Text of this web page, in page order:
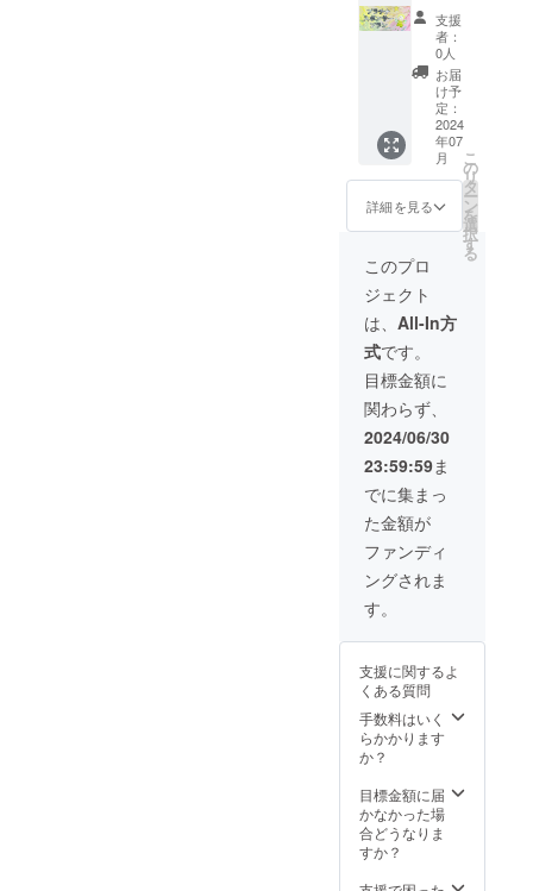
にてご
案内さ
せてい
ただき
ます。
※イベン
トの詳
細は
メール
にてお
送りさ
せてい
ます。
※掲載期
間は1年
間にな
りま
す。
にゴー
ルドス
ポン
サーと
して参
加して
頂けま
す。 ※
掲載を
希望さ
れるお
名前を
にご記
載くだ
さい。
※ロゴの
データ
のやり
取りは
メール
にてご
案内さ
せてい
ただき
ます。
※イベン
トの詳
細は
メール
にてお
ただき
※掲載期
間は1年
間にな
りま
こころ
のドリ
ルペー
ジにス
ポン
サー名/
ロゴ掲
載（特
大） 寄
付活動
のレ
ポート
りしま
す。 絵
本80冊
お届け
しま
す。 イ
ベント
にプラ
チナス
ポン
サーと
して参
加して
頂けま
す。 ※
掲載を
希望さ
れるお
にご記
さい。
※ロゴの
データ
のやり
にてご
案内さ
せてい
支援
者：
0人
お届
け予
定：
2024
年07
月
詳細を見る
こ
の
リ
タ
ー
ン
を
選
択
す
る
このプロ
ジェクト
は、 All-In方
式です。
目標金額に
関わらず、
2024/06/30
23:59:59ま
でに集まっ
た金額が
ファンディ
ングされま
す。
支援に関するよ
くある質問
手数料はいく
らかかります
か？
目標金額に届
かなかった場
合どうなりま
すか？